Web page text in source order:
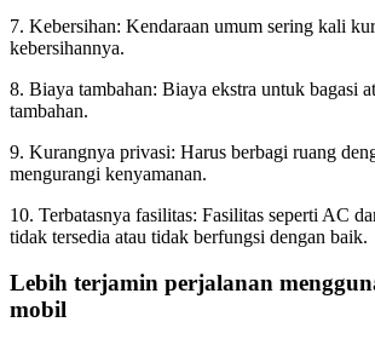
7. Kebersihan: Kendaraan umum sering kali
kebersihannya.
8. Biaya tambahan: Biaya ekstra untuk bagasi
tambahan.
9. Kurangnya privasi: Harus berbagi ruang
mengurangi kenyamanan.
10. Terbatasnya fasilitas: Fasilitas seperti AC
tidak tersedia atau tidak berfungsi dengan baik.
Lebih terjamin perjalanan
mobil